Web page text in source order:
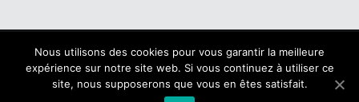
Copyright © 2017 NegroNews. Tous droits réservés.
Qui sommes nous ?
Mentions légales
Nous utilisons des cookies pour vous garantir la meilleure
expérience sur notre site web. Si vous continuez à utiliser ce
site, nous supposerons que vous en êtes satisfait.